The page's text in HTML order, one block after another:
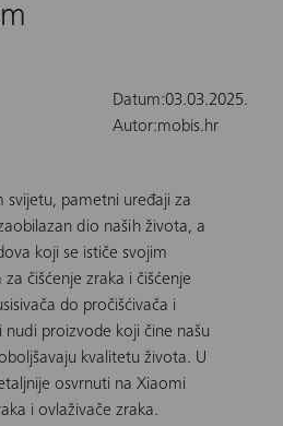
Datum:03.03.2025.
Autor:mobis.hr
svijetu, pametni uređaji za
dio naših života, a
koji se ističe svojim
čišćenje zraka i čišćenje
do pročišćivača i
proizvode koji čine našu
kvalitetu života. U
osvrnuti na Xiaomi
i ovlaživače zraka.